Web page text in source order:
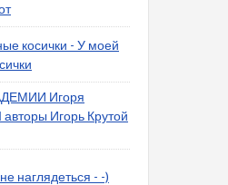
косички - У моей
Игоря
Игорь Крутой
наглядеться - -)